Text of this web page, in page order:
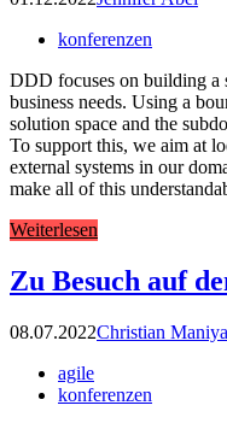
konferenzen
DDD focuses on building a
business needs. Using a
solution space and the
To support this, we aim at
external systems in our
make all of this
Weiterlesen
Zu Besuch auf
08.07.2022Christian
agile
konferenzen